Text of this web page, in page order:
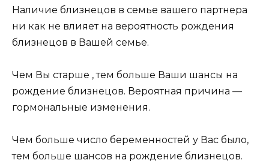
Наличие близнецов в семье вашего партнера
ни как не влияет на вероятность рождения
близнецов в Вашей семье.
Чем Вы старше , тем больше Ваши шансы на
рождение близнецов. Вероятная причина —
гормональные изменения.
Чем больше число беременностей у Вас было,
тем больше шансов на рождение близнецов.